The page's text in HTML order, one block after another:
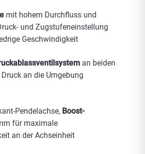
mit hohem Durchfluss und
und Zugstufeneinstellung
Geschwindigkeit
an beiden
an die Umgebung
Pendelachse, Boost-
für maximale
an der Achseinheit